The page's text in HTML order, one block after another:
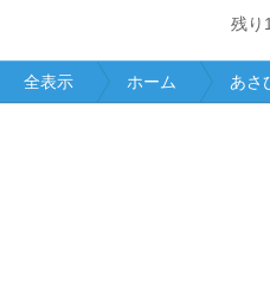
残り
全表示 ホーム あさ